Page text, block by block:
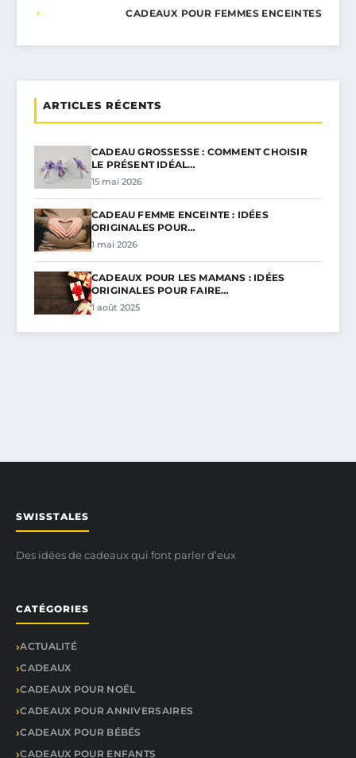
CADEAUX POUR FEMMES ENCEINTES
ARTICLES RÉCENTS
CADEAU GROSSESSE : COMMENT CHOISIR
LE PRÉSENT IDÉAL…
15 mai 2026
CADEAU FEMME ENCEINTE : IDÉES
ORIGINALES POUR…
1 mai 2026
CADEAUX POUR LES MAMANS : IDÉES
ORIGINALES POUR FAIRE…
1 août 2025
SWISSTALES
Des idées de cadeaux qui font parler d’eux
CATÉGORIES
ACTUALITÉ
CADEAUX
CADEAUX POUR NOËL
CADEAUX POUR ANNIVERSAIRES
CADEAUX POUR BÉBÉS
CADEAUX POUR ENFANTS